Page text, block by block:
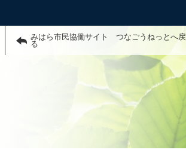
みはら市民協働サイト つなごうねっとへ戻
る